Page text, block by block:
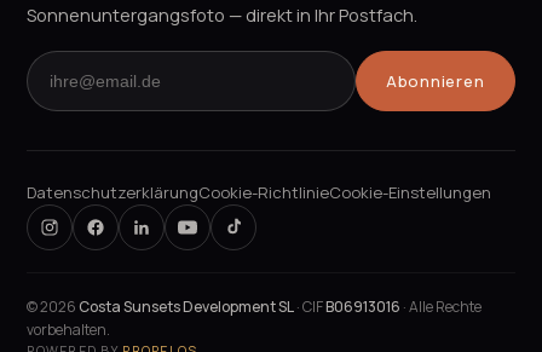
Sonnenuntergangsfoto — direkt in Ihr Postfach.
Abonnieren
DatenschutzerklärungCookie-RichtlinieCookie-Einstellungen
©2026 Costa Sunsets Development SL· CIFB06913016 · Alle Rechte
vorbehalten.